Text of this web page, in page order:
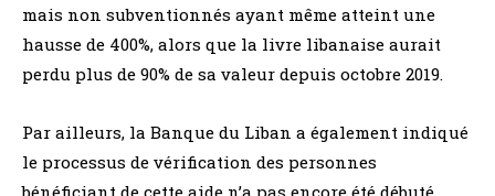
mais non subventionnés ayant même atteint une
hausse de 400%, alors que la livre libanaise aurait
perdu plus de 90% de sa valeur depuis octobre 2019.
Par ailleurs, la Banque du Liban a également indiqué
le processus de vérification des personnes
bénéficiant de cette aide n’a pas encore été débuté.